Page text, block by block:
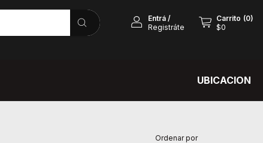
Entrá/
Registráte
Carrito (0)
$0
UBICACION
Ordenar por